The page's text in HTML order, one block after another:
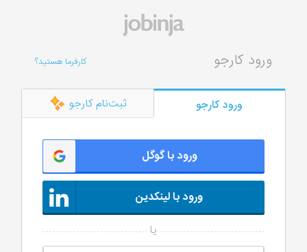
کارفرما هستید؟ ورود کارجو
ورود کارجو ثبت‌نام کارجو
ورود با گوگل
ورود با لینکدین